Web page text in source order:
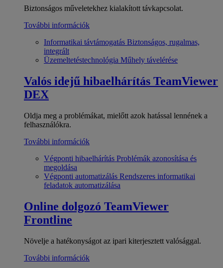
Biztonságos műveletekhez kialakított távkapcsolat.
További információk
Informatikai távtámogatás Biztonságos, rugalmas,
integrált
Üzemeltetéstechnológia Műhely távelérése
Valós idejű hibaelhárítás TeamViewer
DEX
Oldja meg a problémákat, mielőtt azok hatással lennének a
felhasználókra.
További információk
Végponti hibaelhárítás Problémák azonosítása és
megoldása
Végponti automatizálás Rendszeres informatikai
feladatok automatizálása
Online dolgozó TeamViewer
Frontline
Növelje a hatékonyságot az ipari kiterjesztett valósággal.
További információk